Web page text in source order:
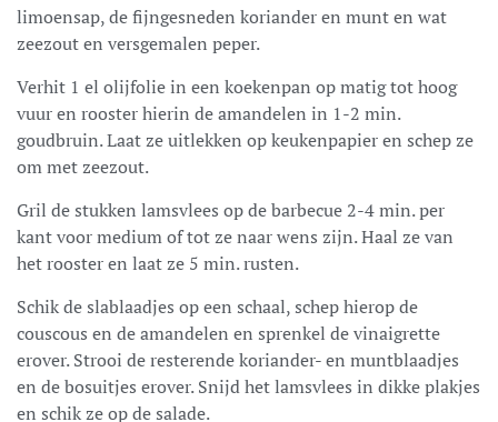
limoensap, de fijngesneden koriander en munt en wat
zeezout en versgemalen peper.
Verhit 1 el olijfolie in een koekenpan op matig tot hoog
vuur en rooster hierin de amandelen in 1-2 min.
goudbruin. Laat ze uitlekken op keukenpapier en schep ze
om met zeezout.
Gril de stukken lamsvlees op de barbecue 2-4 min. per
kant voor medium of tot ze naar wens zijn. Haal ze van
het rooster en laat ze 5 min. rusten.
Schik de slablaadjes op een schaal, schep hierop de
couscous en de amandelen en sprenkel de vinaigrette
erover. Strooi de resterende koriander- en muntblaadjes
en de bosuitjes erover. Snijd het lamsvlees in dikke plakjes
en schik ze op de salade.